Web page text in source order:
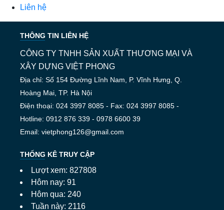
Liên hệ
THÔNG TIN LIÊN HỆ
CÔNG TY TNHH SẢN XUẤT THƯƠNG MẠI VÀ
XÂY DỰNG VIỆT PHONG
Địa chỉ: Số 154 Đường Lĩnh Nam, P. Vĩnh Hưng, Q.
Hoàng Mai, TP. Hà Nội
Điện thoại: 024 3997 8085 - Fax: 024 3997 8085 -
Hotline: 0912 876 339 - 0978 6600 39
Email: vietphong126@gmail.com
THỐNG KÊ TRUY CẬP
Lượt xem: 827808
Hôm nay: 91
Hôm qua: 240
Tuần này: 2116